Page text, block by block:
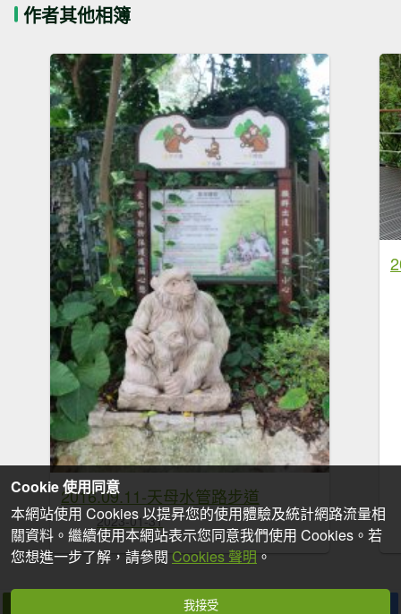
作者其他相簿
2016.09.11-天母水管路步道
2023-01-31
Cookie 使用同意
本網站使用 Cookies 以提昇您的使用體驗及統計網路流量相
關資料。繼續使用本網站表示您同意我們使用 Cookies。若
您想進一步了解，請參閱 Cookies 聲明 。
我接受